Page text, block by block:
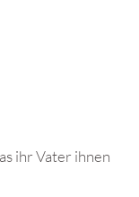
ihr Vater ihnen